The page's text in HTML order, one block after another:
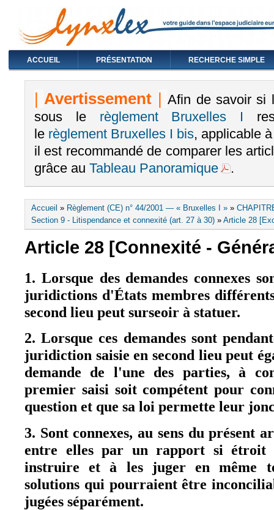
ACCUEIL PRÉSENTATION RECHERCHE SIMPLE
|Avertissement | Afin de savoir si
sous le règlement Bruxelles I
le règlement Bruxelles I bis, applicable
il est recommandé de comparer les
grâce au Tableau Panoramique .
Vous êtes ici
Accueil » Règlement (CE) n° 44/2001 — « Bruxelles I » »
Section 9 - Litispendance et connexité (art. 27 à 30) » Article 28
Article 28 [Connexité -
1. Lorsque des demandes connexes
juridictions d'États membres
second lieu peut surseoir à statuer.
2. Lorsque ces demandes sont
juridiction saisie en second lieu peut
demande de l'une des parties, à
premier saisi soit compétent pour
question et que sa loi permette leur
3. Sont connexes, au sens du présent
entre elles par un rapport si
instruire et à les juger en même
solutions qui pourraient être
jugées séparément.